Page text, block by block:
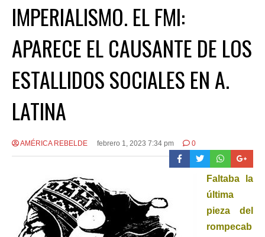
IMPERIALISMO. EL FMI:
APARECE EL CAUSANTE DE LOS
ESTALLIDOS SOCIALES EN A.
LATINA
AMÉRICA REBELDE febrero 1, 2023 7:34 pm 0
Faltaba la
última
pieza del
rompecab